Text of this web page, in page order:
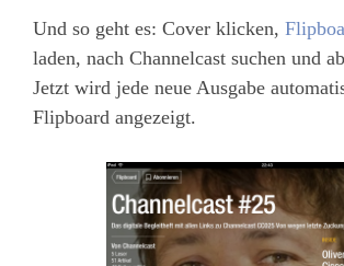
Und so geht es: Cover klicken,
laden, nach Channelcast suchen und
Jetzt wird jede neue Ausgabe
Flipboard angezeigt.